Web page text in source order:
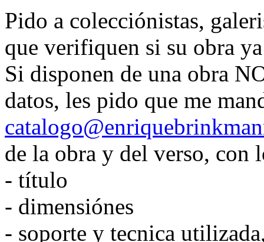
Pido a colecciónistas,
que verifiquen si su obra
Si disponen de una obra
datos, les pido que me
de la obra y del verso, con
- título
- dimensiónes
- soporte y tecnica